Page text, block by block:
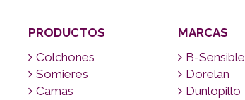
PRODUCTOS
Colchones
Somieres
Camas
MARCAS
B-Sensible
Dorelan
Dunlopillo